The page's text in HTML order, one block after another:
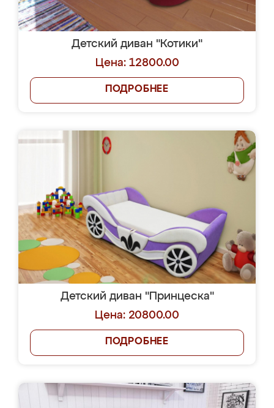
Детский диван "Котики"
Цена: 12800.00
ПОДРОБНЕЕ
Детский диван "Принцеска"
Цена: 20800.00
ПОДРОБНЕЕ